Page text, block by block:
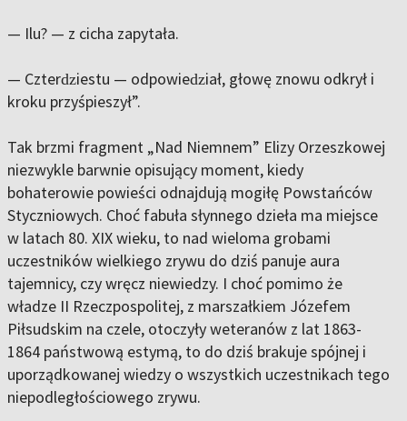
— Ilu? — z cicha zapytała.
— Czterǳiestu — odpowieǳiał, głowę znowu odkrył i
kroku przyśpieszył”.
Tak brzmi fragment „Nad Niemnem” Elizy Orzeszkowej
niezwykle barwnie opisujący moment, kiedy
bohaterowie powieści odnajdują mogiłę Powstańców
Styczniowych. Choć fabuła słynnego dzieła ma miejsce
w latach 80. XIX wieku, to nad wieloma grobami
uczestników wielkiego zrywu do dziś panuje aura
tajemnicy, czy wręcz niewiedzy. I choć pomimo że
władze II Rzeczpospolitej, z marszałkiem Józefem
Piłsudskim na czele, otoczyły weteranów z lat 1863-
1864 państwową estymą, to do dziś brakuje spójnej i
uporządkowanej wiedzy o wszystkich uczestnikach tego
niepodległościowego zrywu.